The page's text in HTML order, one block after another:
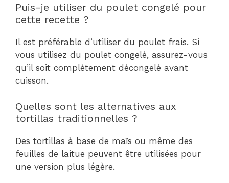
Puis-je utiliser du poulet congelé pour
cette recette ?
Il est préférable d’utiliser du poulet frais. Si
vous utilisez du poulet congelé, assurez-vous
qu’il soit complètement décongelé avant
cuisson.
Quelles sont les alternatives aux
tortillas traditionnelles ?
Des tortillas à base de maïs ou même des
feuilles de laitue peuvent être utilisées pour
une version plus légère.